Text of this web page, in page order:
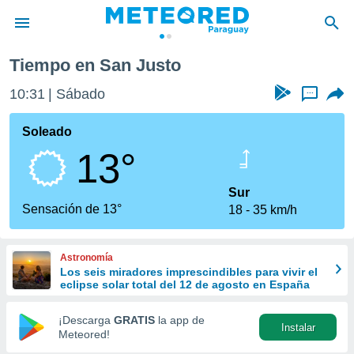
de
ha
calidad.
a este
las
y
forma
digital
basada
Tiempo en San Justo
10:31 Sábado ...
Soleado
13°
Sensación de 13°
Sur
18
35 km/h
Astronomía
Los seis miradores imprescindibles para vivir el
eclipse solar total del 12 de agosto en España
¡Descarga GRATIS la app de
Meteored!
Instalar